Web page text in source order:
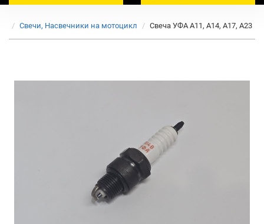
Свечи, Насвечники на мотоцикл Свеча УФА А11, А14, А17, А23